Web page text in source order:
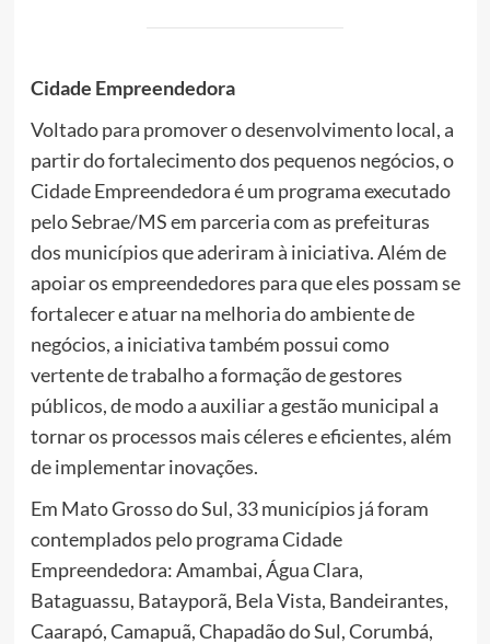
Cidade Empreendedora
Voltado para promover o desenvolvimento local, a
partir do fortalecimento dos pequenos negócios, o
Cidade Empreendedora é um programa executado
pelo Sebrae/MS em parceria com as prefeituras
dos municípios que aderiram à iniciativa. Além de
apoiar os empreendedores para que eles possam se
fortalecer e atuar na melhoria do ambiente de
negócios, a iniciativa também possui como
vertente de trabalho a formação de gestores
públicos, de modo a auxiliar a gestão municipal a
tornar os processos mais céleres e eficientes, além
de implementar inovações.
Em Mato Grosso do Sul, 33 municípios já foram
contemplados pelo programa Cidade
Empreendedora: Amambai, Água Clara,
Bataguassu, Batayporã, Bela Vista, Bandeirantes,
Caarapó, Camapuã, Chapadão do Sul, Corumbá,